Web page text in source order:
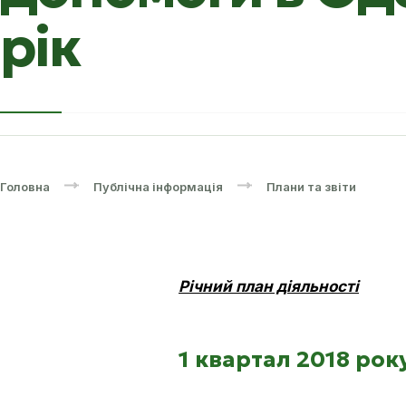
рік
Головна Публічна інформація Плани та звіти
Річний план діяльності
1 квартал 2018